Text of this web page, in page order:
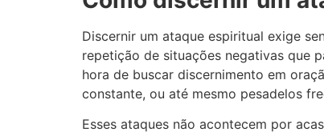
Discernir um ataque espiritual exige
repetição de situações negativas que
hora de buscar discernimento em
constante, ou até mesmo pesadelos
Esses ataques não acontecem por